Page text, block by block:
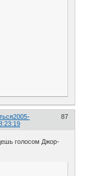
87
2005-
голосом Джор-